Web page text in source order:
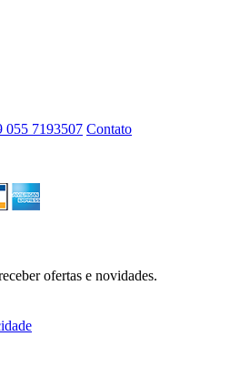
055 7193507 Contato
ofertas e novidades.